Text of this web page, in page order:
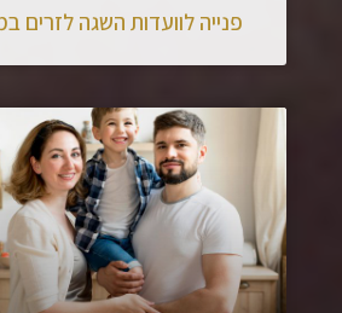
פנייה לוועדות השגה לזרים